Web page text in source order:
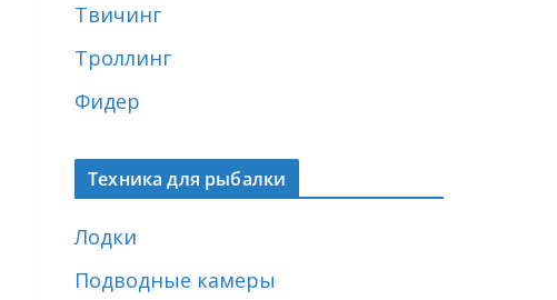
Твичинг
Троллинг
Фидер
Техника для рыбалки
Лодки
Подводные камеры